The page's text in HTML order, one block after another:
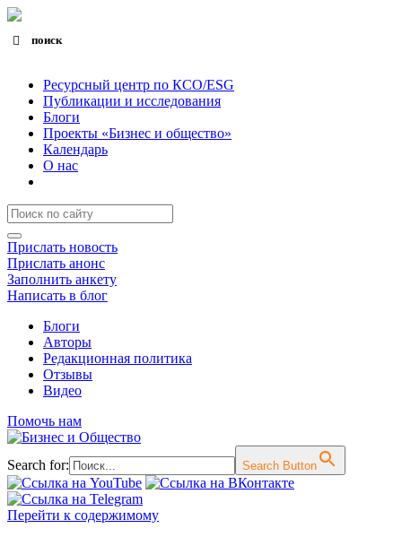
поиск
Ресурсный центр по КСО/ESG
Публикации и исследования
Блоги
Проекты «Бизнес и общество»
Календарь
О нас
Прислать новость
Прислать анонс
Заполнить анкету
Написать в блог
Блоги
Авторы
Редакционная политика
Отзывы
Видео
Помочь нам
Search for: Search Button
Перейти к содержимому